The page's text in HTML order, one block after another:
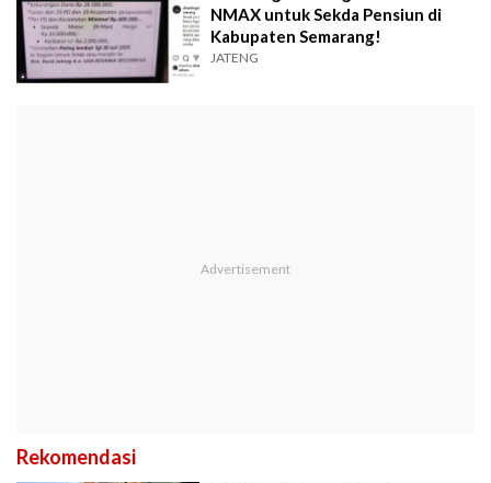
NMAX untuk Sekda Pensiun di
Kabupaten Semarang!
JATENG
Rekomendasi